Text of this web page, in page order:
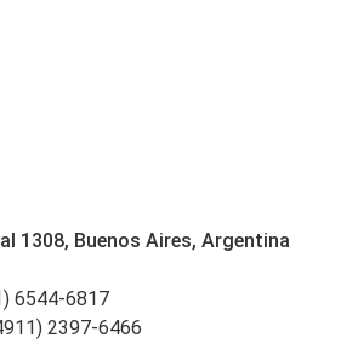
1308, Buenos Aires, Argentina
6544-6817
2397-6466